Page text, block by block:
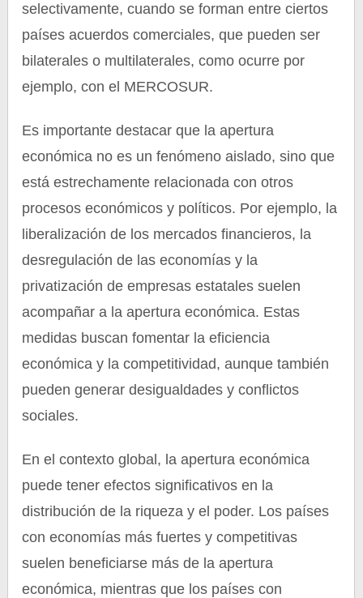
selectivamente, cuando se forman entre ciertos
países acuerdos comerciales, que pueden ser
bilaterales o multilaterales, como ocurre por
ejemplo, con el MERCOSUR.
Es importante destacar que la apertura
económica no es un fenómeno aislado, sino que
está estrechamente relacionada con otros
procesos económicos y políticos. Por ejemplo, la
liberalización de los mercados financieros, la
desregulación de las economías y la
privatización de empresas estatales suelen
acompañar a la apertura económica. Estas
medidas buscan fomentar la eficiencia
económica y la competitividad, aunque también
pueden generar desigualdades y conflictos
sociales.
En el contexto global, la apertura económica
puede tener efectos significativos en la
distribución de la riqueza y el poder. Los países
con economías más fuertes y competitivas
suelen beneficiarse más de la apertura
económica, mientras que los países con